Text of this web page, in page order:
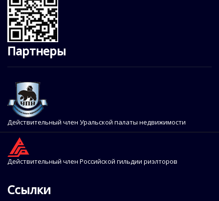
Партнеры
Действительный член Уральской палаты недвижимости
Действительный член Российской гильдии риэлторов
Ссылки